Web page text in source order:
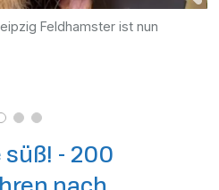
Feldhamster ist nun
süß! - 200